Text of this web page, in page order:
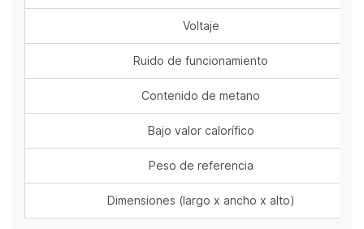
Voltaje
Ruido de funcionamiento
Contenido de metano
Bajo valor calorífico
Peso de referencia
Dimensiones (largo x ancho x alto)